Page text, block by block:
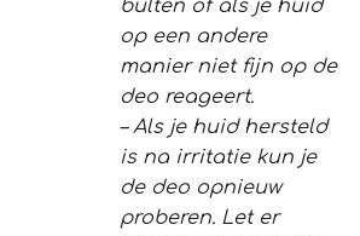
bulten of als je huid
op een andere
manier niet fijn op de
deo reageert.
– Als je huid hersteld
is na irritatie kun je
de deo opnieuw
proberen. Let er